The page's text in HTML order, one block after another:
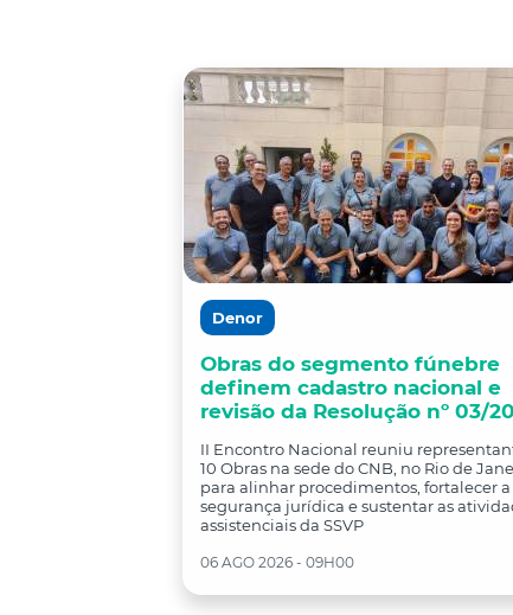
Denor
Obras do segmento fúnebre
definem cadastro nacional e
revisão da Resolução nº 03/
II Encontro Nacional reuniu
10 Obras na sede do CNB, no Rio de
para alinhar procedimentos, fortalecer a
segurança jurídica e sustentar as
assistenciais da SSVP
06 AGO 2026 - 09H00